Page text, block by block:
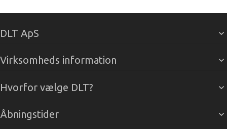
DLT ApS
Virksomheds information
Hvorfor vælge DLT?
Åbningstider